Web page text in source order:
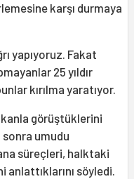
karşı durmaya
yapıyoruz. Fakat
25 yıldır
kırılma yaratıyor.
görüştüklerini
umudu
süreçleri, halktaki
anlattıklarını söyledi.